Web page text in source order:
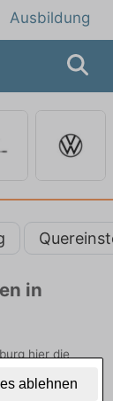
ablehnen
Ausbildung
in
hier die
von Top-